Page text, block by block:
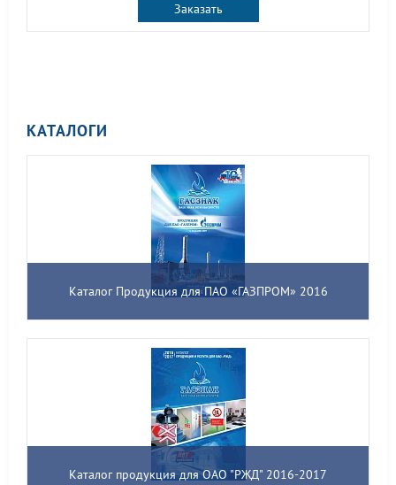
Заказать
КАТАЛОГИ
Каталог Продукция для ПАО «ГАЗПРОМ» 2016
Каталог продукция для ОАО "РЖД" 2016-2017